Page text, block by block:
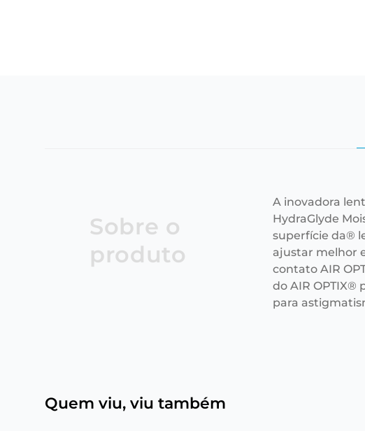
Sobre o
produto
A inovadora
HydraGlyde
superfície da®
ajustar melhor
contato AIR
do AIR OPTIX®
para
Quem viu, viu também